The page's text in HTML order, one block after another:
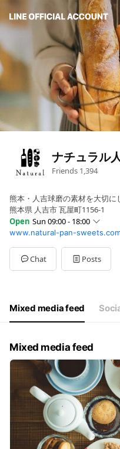
ナチュラル
Friends 1,394
熊本・人吉球磨の素材を大切に
熊本県 人吉市 瓦屋町1156-1
Open Sun 09:00 - 18:00
Sun09:00 - 18:00
Mon09:30 - 18:30
Tue09:30 - 18:30
WedClosed
Sat
09:00 - 18:00
水曜定休 （祝日の場合は翌木
www.natural-pan-
Chat Posts
Mixed media feed
Mixed media feed